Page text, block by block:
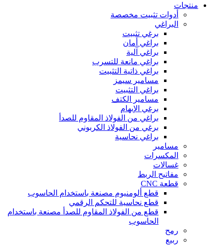
منتجات
أدوات تثبيت مخصصة
البراغي
برغي تثبيت
براغي أمان
براغي آلية
براغي مانعة للتسرب
براغي ذاتية التثبيت
مسامير سيمز
براغي التثبيت
مسامير الكتف
برغي الإبهام
براغي من الفولاذ المقاوم للصدأ
برغي من الفولاذ الكربوني
براغي نحاسية
مسامير
المكسرات
غسالات
مفاتيح الربط
قطعة CNC
قطع ألومنيوم مصنعة باستخدام الحاسوب
قطع نحاسية للتحكم الرقمي
قطع من الفولاذ المقاوم للصدأ مصنعة باستخدام
الحاسوب
رمح
ربيع